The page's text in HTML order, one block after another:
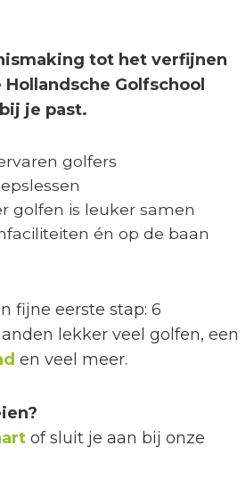
tot het verfijnen
Hollandsche Golfschool
je past.
golfers
golfen is leuker samen
én op de baan
fijne eerste stap: 6
lekker veel golfen, een
en veel meer.
of sluit je aan bij onze